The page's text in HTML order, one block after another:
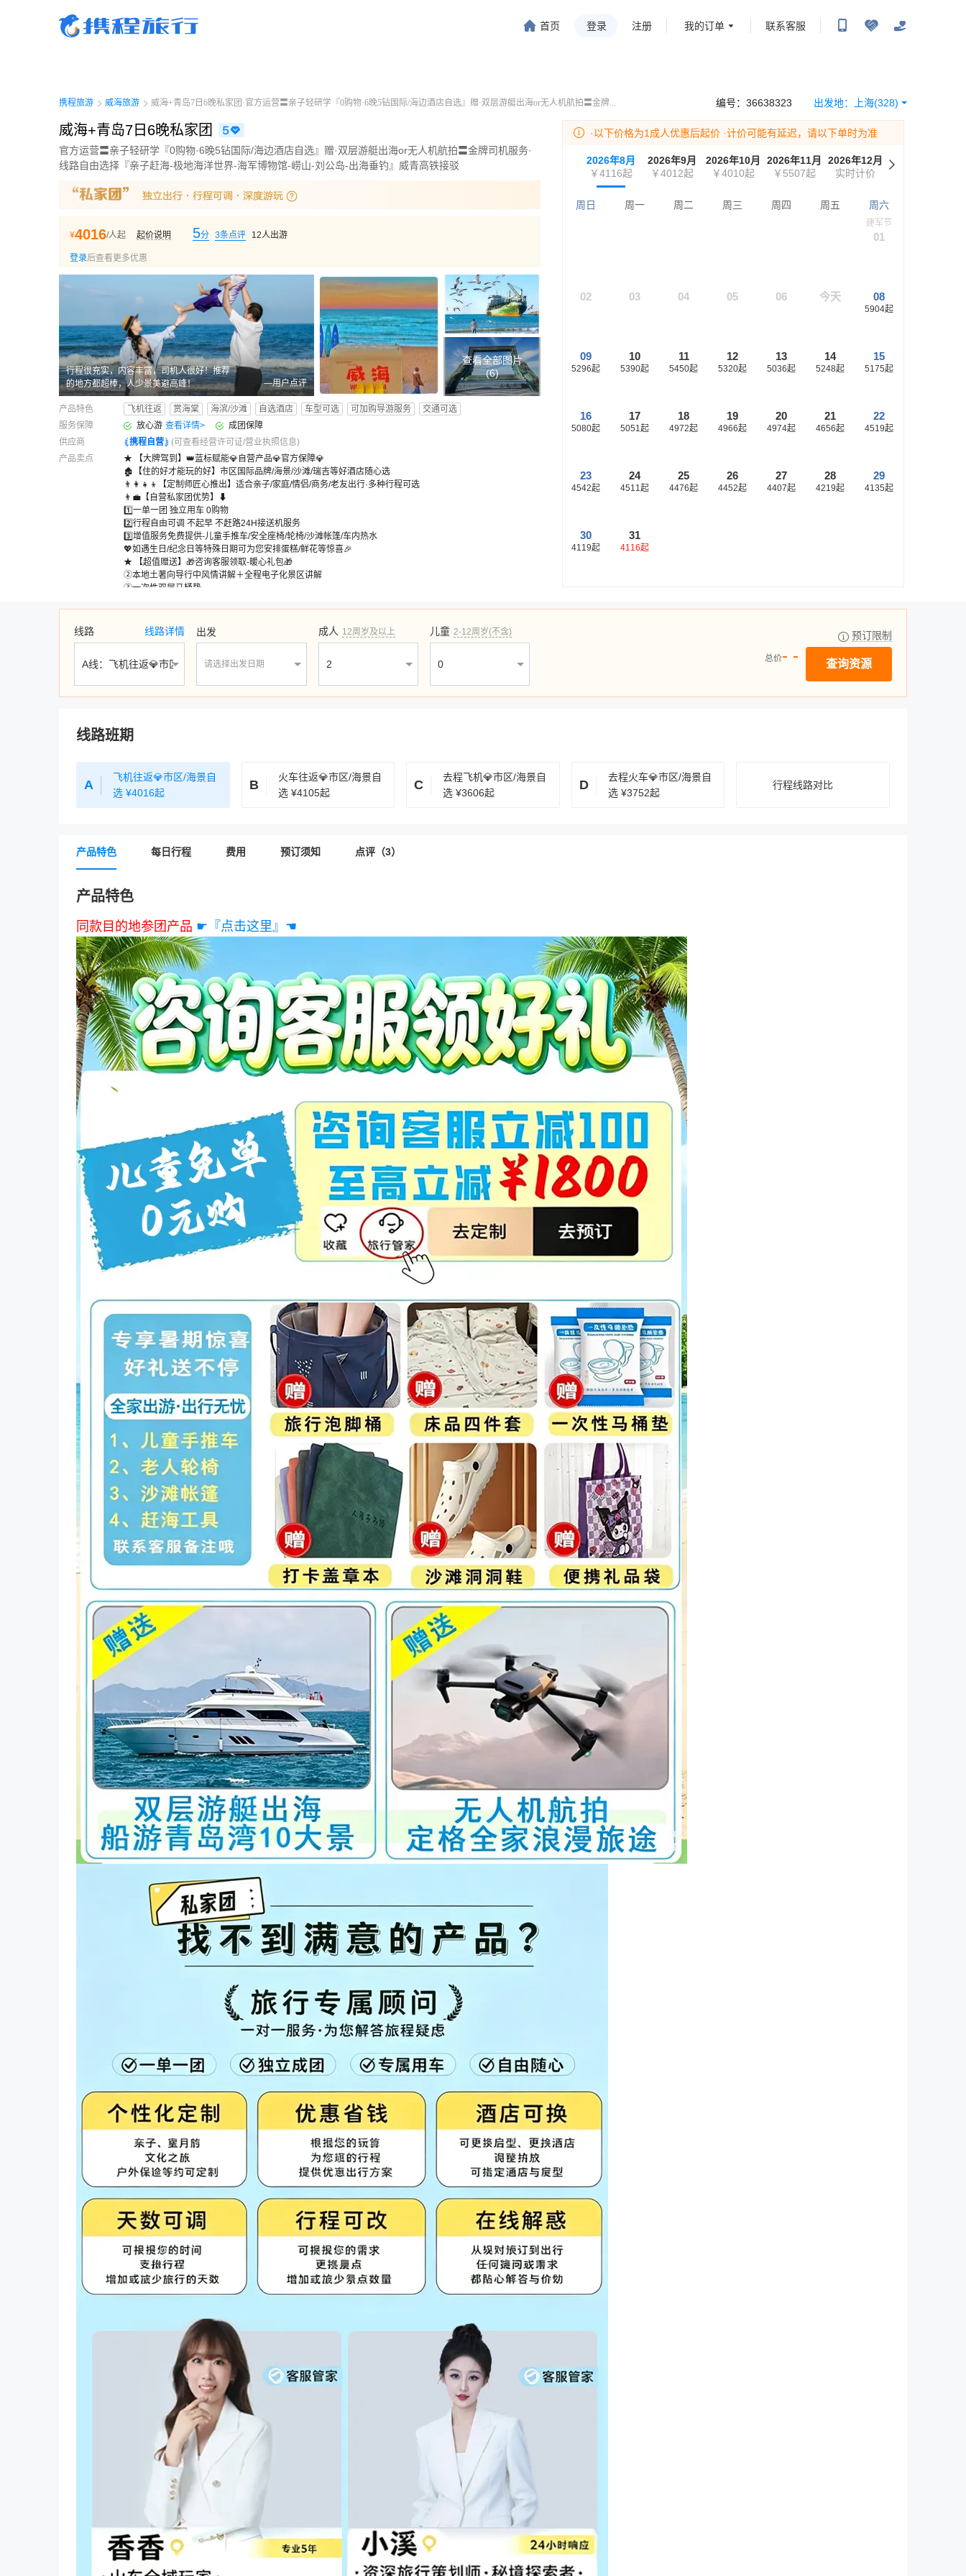
首页 登录 注册 我的订单 联系客服
携程旅游
威海旅游 威海+青岛7日6晚私家团·官方运营〓亲子轻研学『0购物·6晚5钻国际/海边酒店自选』赠·双层游艇出海or无人机航拍〓金牌...
威海+青岛7日6晚私家团
官方运营〓亲子轻研学『0购物·6晚5钻国际/海边酒店自选』赠·双层游艇出海or无人机航拍〓金牌司机服务·
线路自由选择『亲子赶海-极地海洋世界-海军博物馆-崂山-刘公岛-出海垂钓』威青高铁接驳
¥4016/人起 起价说明 5分 3条点评 12人出游
登录后查看更多优惠
—用户点评
行程很充实，内容丰富，司机人很好！推荐
的地方都超棒，人少景美避高峰！
查看全部图片
(6)
产品特色 飞机往返 赏海棠 海滨/沙滩 自选酒店 车型可选 可加购导游服务
交通可选
服务保障
放心游 查看详情>
成团保障
供应商
携程自营
(可查看经营许可证/营业执照信息)
产品卖点
★ 【大牌驾到】👑蓝标赋能💎自营产品💎官方保障💎
🏚️【住的好才能玩的好】市区国际品牌/海景/沙滩/瑞吉等好酒店随心选
👨‍👩‍👧‍👦【定制师匠心推出】适合亲子/家庭/情侣/商务/老友出行·多种行程可选
👨‍💼【自营私家团优势】⬇
1️⃣一单一团 独立用车 0购物
2️⃣行程自由可调 不起早 不赶路24H接送机服务
3️⃣增值服务免费提供-儿童手推车/安全座椅/轮椅/沙滩帐篷/车内热水
💖如遇生日/纪念日等特殊日期可为您安排蛋糕/鲜花等惊喜🎉
★ 【超值赠送】🎁咨询客服领取-暖心礼包🎁
②本地土著向导行中风情讲解＋全程电子化景区讲解
③一次性双层马桶垫
⑥赶海洞洞鞋
⑦城市旅行打卡盖章本
（赠品到达青岛后领取，威海段无赠送）
出发地： 上海(328)
编号： 36638323
·以下价格为1成人优惠后起价 ·计价可能有延迟，请以下单时为准
2026年8月
￥4116起
2026年9月
￥4012起
2026年10月
￥4010起
2026年11月
￥5507起
2026年12月
实时计价
2027年1月
周日 周一 周二 周三 周四 周五 周六
建军节
01
02 03 04 05 06 今天 08
5904起
09
5296起
10
5390起
11
5450起
12
5320起
13
5036起
14
5248起
15
5175起
16
5080起
17
5051起
18
4972起
19
4966起
20
4974起
21
4656起
22
4519起
23
4542起
24
4511起
25
4476起
26
4452起
27
4407起
28
4219起
29
4135起
30
4119起
31
4116起
预订限制
查询资源
总价- -
线路 线路详情 出发
请选择出发日期
成人 12周岁及以上 儿童 2-12周岁(不含)
线路班期
A
飞机往返💎市区/海景自
选 ¥4016起
B
火车往返💎市区/海景自
选¥4105起
C
去程飞机💎市区/海景自
选 ¥3606起
D
去程火车💎市区/海景自
选¥3752起
行程线路对比
产品特色 每日行程 费用 预订须知 点评（3）
产品特色
同款目的地参团产品 ☛『点击这里』☚